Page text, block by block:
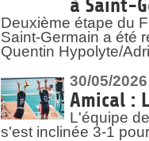
à Saint-
Deuxième étape du
Saint-Germain a été
Quentin Hypolyte/
30/05/2026
Amical :
L'équipe
s'est inclinée 3-1